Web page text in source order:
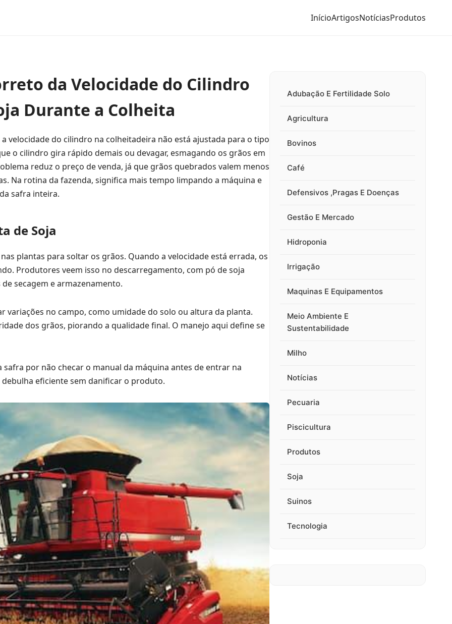
InícioArtigosNotíciasProdutos
da Velocidade do Cilindro
Durante a Colheita
velocidade do cilindro na colheitadeira não está ajustada para o tipo
o cilindro gira rápido demais ou devagar, esmagando os grãos em
reduz o preço de venda, já que grãos quebrados valem menos
Na rotina da fazenda, significa mais tempo limpando a máquina e
safra inteira.
de Soja
plantas para soltar os grãos. Quando a velocidade está errada, os
Produtores veem isso no descarregamento, com pó de soja
secagem e armazenamento.
variações no campo, como umidade do solo ou altura da planta.
dos grãos, piorando a qualidade final. O manejo aqui define se
por não checar o manual da máquina antes de entrar na
eficiente sem danificar o produto.
Adubação E Fertilidade Solo
Agricultura
Bovinos
Café
Defensivos ,Pragas E Doenças
Gestão E Mercado
Hidroponia
Irrigação
Maquinas E Equipamentos
Meio Ambiente E
Sustentabilidade
Milho
Notícias
Pecuaria
Piscicultura
Produtos
Soja
Suinos
Tecnologia